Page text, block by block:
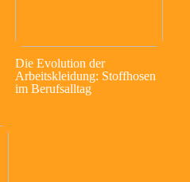
Die Evolution der
Arbeitskleidung: Stoffhosen
im Berufsalltag